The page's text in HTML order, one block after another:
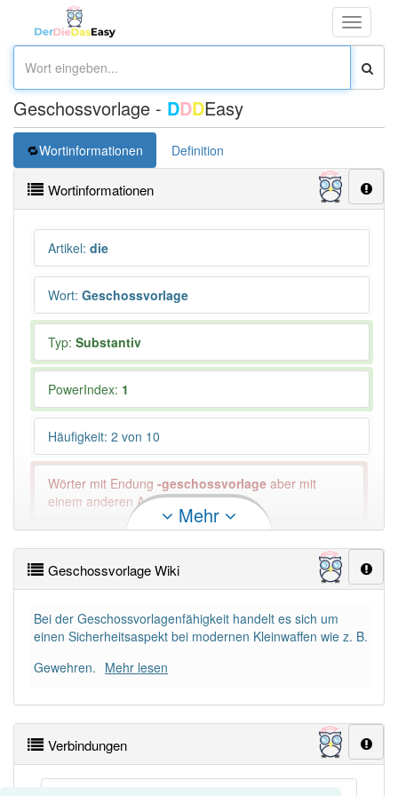
Toggle
Geschossvorlage - DDDEasy
Wortinformationen Definition
Wortinformationen
Artikel: die
Wort: Geschossvorlage
Typ: Substantiv
PowerIndex: 1
Häufigkeit: 2 von 10
Wörter mit Endung -geschossvorlage aber mit
einem anderen Artikel: -1
90% unserer Spielapp-Nutzer haben den Artikel
korrekt erraten.
Mehr
Geschossvorlage Wiki
Bei der Geschossvorlagenfähigkeit handelt es sich um
einen Sicherheitsaspekt bei modernen Kleinwaffen wie z. B.
Gewehren. Mehr lesen
Verbindungen